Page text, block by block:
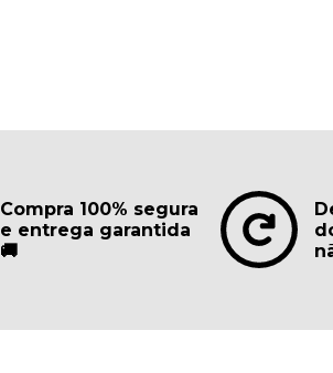
Compra 100% segura
e entrega garantida
🚚